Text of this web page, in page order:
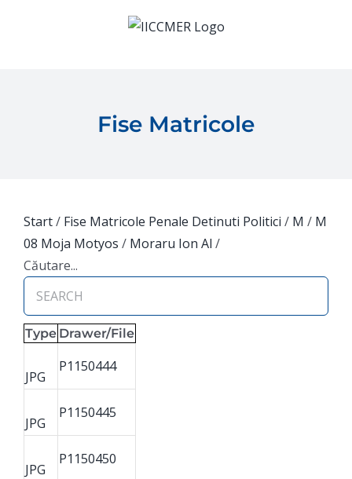
Fise Matricole
Start/ Fise Matricole Penale Detinuti Politici / M / M
08 Moja Motyos / Moraru Ion Al /
Căutare...
Type Drawer/File
JPG
P1150444
JPG
P1150445
JPG
P1150450